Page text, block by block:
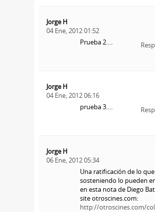
Jorge H
04 Ene, 2012 01:52
Prueba 2….
Jorge H
04 Ene, 2012 06:16
prueba 3….
Jorge H
06 Ene, 2012 05:34
Una ratificación de lo
sosteniendo lo pueden
en esta nota de Diego
site otroscines.com:
http://otroscines.com/